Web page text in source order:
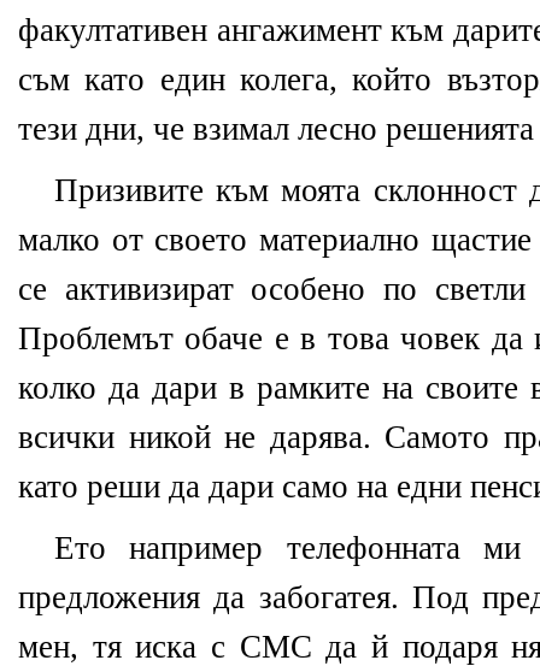
факултативен ангажимент към
съм като един колега, който
тези дни, че взимал лесно
Призивите към моята склонност
малко от своето материално
се активизират особено по
Проблемът обаче е в това човек да
колко да дари в рамките на
всички никой не дарява. Самото
като реши да дари само на едни
Ето например телефонната
предложения да забогатея. Под
мен, тя иска с СМС да й подаря